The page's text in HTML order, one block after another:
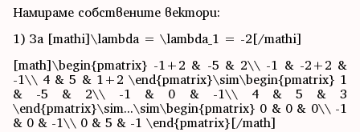
Намираме собствените вектори:
1) За [mathi]\lambda = \lambda_1 = -2[/mathi]
[math]\begin{pmatrix} -1+2 & -5 & 2\\ -1 & -2+2 &
-1\\ 4 & 5 & 1+2 \end{pmatrix}\sim\begin{pmatrix} 1
& -5 & 2\\ -1 & 0 & -1\\ 4 & 5 & 3
\end{pmatrix}\sim...\sim\begin{pmatrix} 0 & 0 & 0\\ -1
& 0 & -1\\ 0 & 5 & -1 \end{pmatrix}[/math]